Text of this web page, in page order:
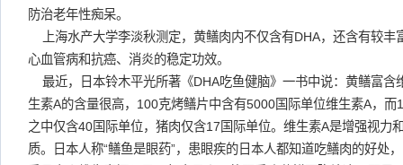
防治老年性痴呆。
上海水产大学李淡秋测定，黄鳝肉内不仅含有DHA，还含有较丰
心血管病和抗癌、消炎的稳定功效。
最近，日本铃木平光所著《DHA吃鱼健脑》一书中说：黄鳝富含
生素A的含量很高，100克烤鳝片中含有5000国际单位维生素A，
之中仅含40国际单位，猪肉仅含17国际单位。维生素A是增强视力
质。日本人称“鳝鱼是眼药”，患眼疾的日本人都知道吃鳝肉的好处